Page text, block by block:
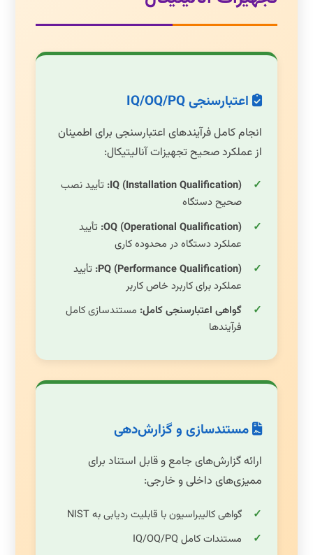
اعتبارسنجی IQ/OQ/PQ
انجام کامل فرآیندهای اعتبارسنجی برای اطمینان
از عملکرد صحیح تجهیزات آنالیتیکال:
IQ (Installation Qualification): تأیید نصب
صحیح دستگاه
OQ (Operational Qualification): تأیید
عملکرد دستگاه در محدوده کاری
PQ (Performance Qualification): تأیید
عملکرد برای کاربرد خاص کاربر
گواهی اعتبارسنجی کامل: مستندسازی کامل
فرآیندها
مستندسازی و گزارش‌دهی
ارائه گزارش‌های جامع و قابل استناد برای
ممیزی‌های داخلی و خارجی:
گواهی کالیبراسیون با قابلیت ردیابی به NIST
مستندات کامل IQ/OQ/PQ